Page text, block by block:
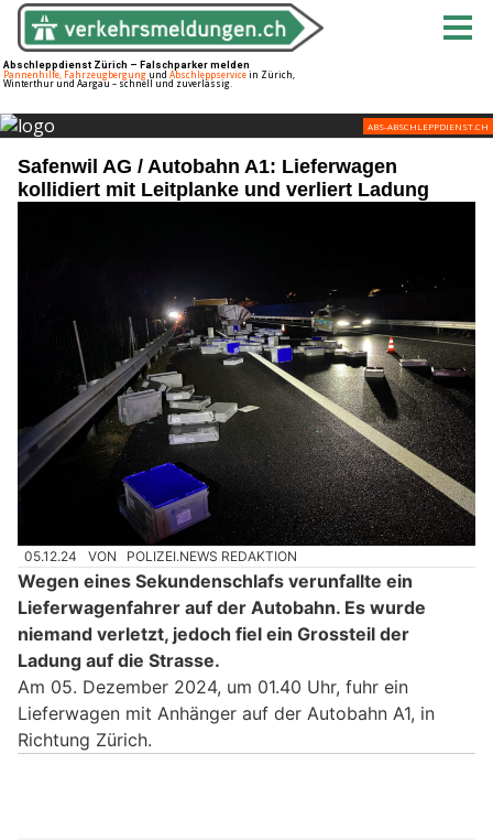
Safenwil AG / Autobahn A1: Lieferwagen
kollidiert mit Leitplanke und verliert Ladung
05.12.24 VON POLIZEI.NEWS REDAKTION
Wegen eines Sekundenschlafs verunfallte ein
Lieferwagenfahrer auf der Autobahn. Es wurde
niemand verletzt, jedoch fiel ein Grossteil der
Ladung auf die Strasse.
Am 05. Dezember 2024, um 01.40 Uhr, fuhr ein
Lieferwagen mit Anhänger auf der Autobahn A1, in
Richtung Zürich.